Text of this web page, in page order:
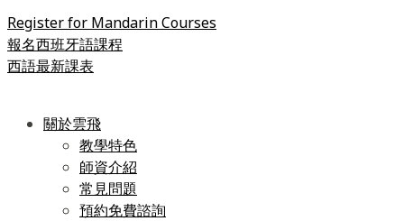
Register for Mandarin Courses
報名西班牙語課程
西語最新課表
關於雲飛
教學特色
師資介紹
常見問題
預約免費諮詢